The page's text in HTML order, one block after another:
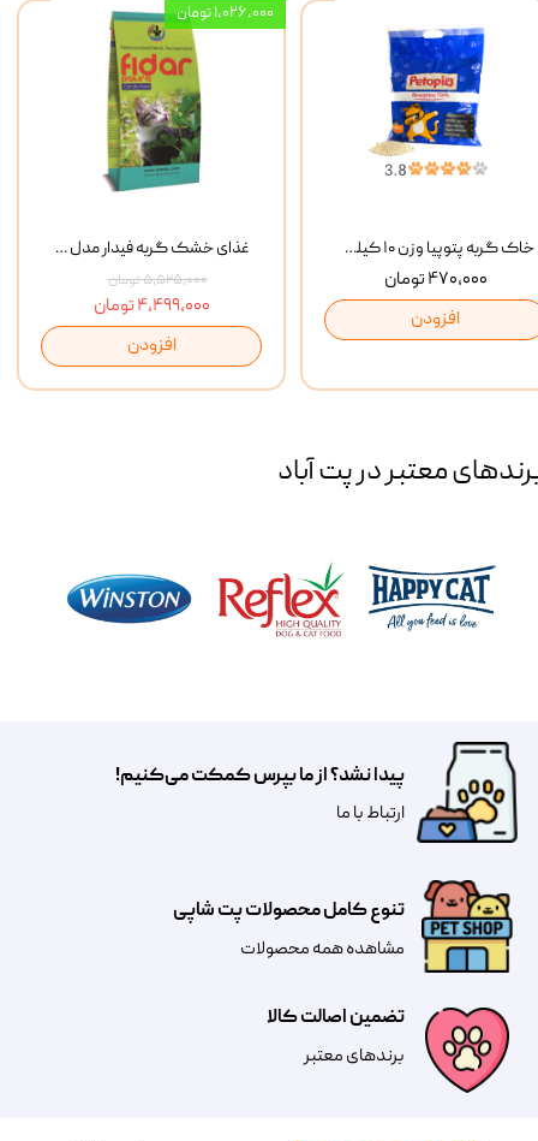
غذای خشک گربه فیدار مدل Adult وزن 10 کیلوگرم
۵,۵۲۵,۰۰۰ تومان
۴,۴۹۹,۰۰۰ تومان
افزودن
۱,۰۲۶,۰۰۰ تومان
خاک گربه پتوپیا وزن ۱۰ کیلوگرم
۴۷۰,۰۰۰ تومان
افزودن
معتبر در پت آباد
تضمین اصالت کالا
​​برندهای معتبر​​​​​​​
تنوع کامل محصولات پت شاپی
مشاهده همه محصولات
پیدا نشد؟ از ما بپرس کمکت می‌کنیم!
​​​ارتباط با ما